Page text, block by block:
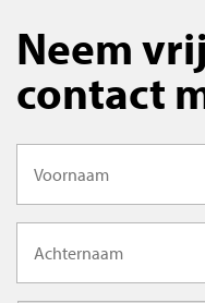
Neem
contact